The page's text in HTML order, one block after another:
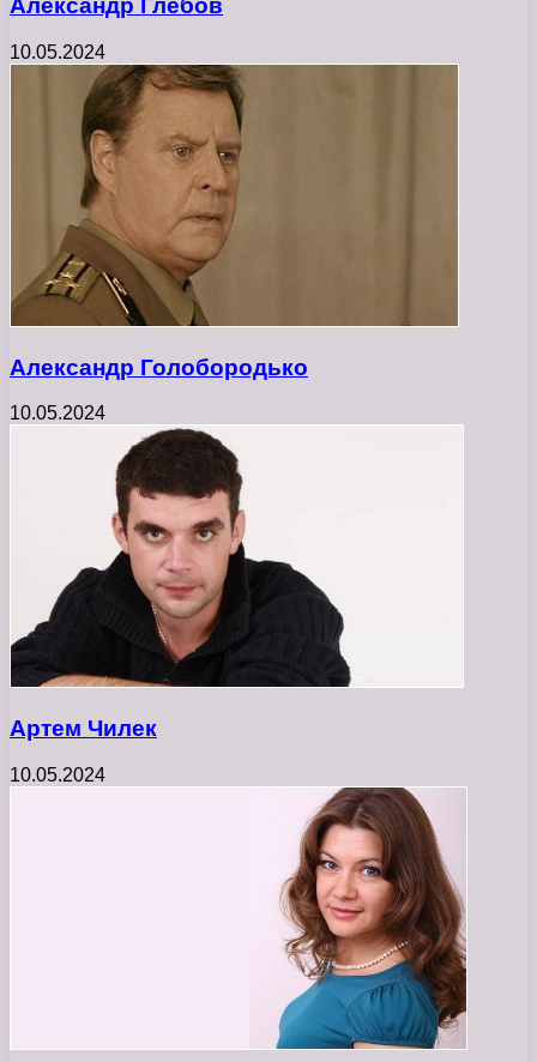
Александр Глебов
10.05.2024
Александр Голобородько
10.05.2024
Артем Чилек
10.05.2024